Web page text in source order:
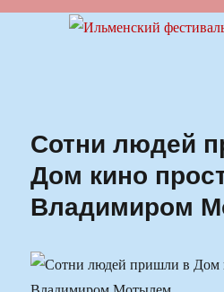
Ильменский
Сотни людей
Дом кино
Владимиром